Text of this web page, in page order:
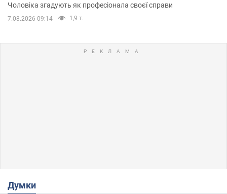
Чоловіка згадують як професіонала своєї справи
7.08.2026 09:14 1,9 т.
Думки